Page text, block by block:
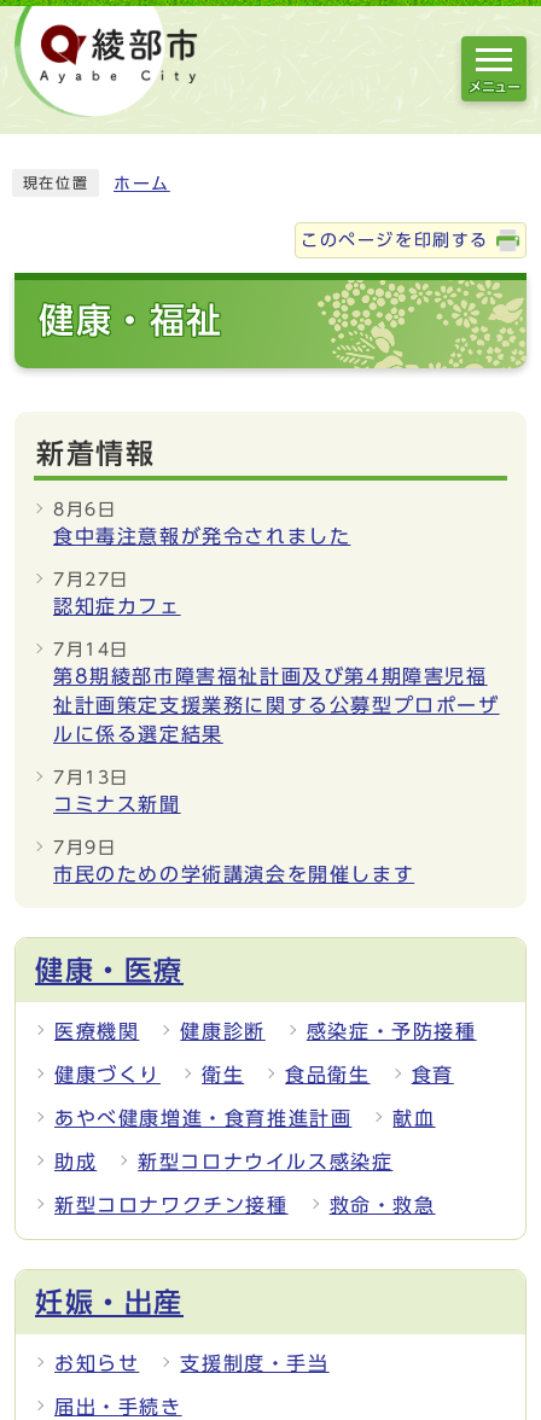
メニュー
現在位置 ホーム
このページを印刷する
健康・福祉
新着情報
8月6日
食中毒注意報が発令されました
7月27日
認知症カフェ
7月14日
第8期綾部市障害福祉計画及び第4期障害児福
祉計画策定支援業務に関する公募型プロポーザ
ルに係る選定結果
7月13日
コミナス新聞
7月9日
市民のための学術講演会を開催します
健康・医療
医療機関 健康診断 感染症・予防接種
健康づくり 衛生 食品衛生 食育
あやべ健康増進・食育推進計画 献血
助成 新型コロナウイルス感染症
新型コロナワクチン接種 救命・救急
妊娠・出産
お知らせ 支援制度・手当
届出・手続き